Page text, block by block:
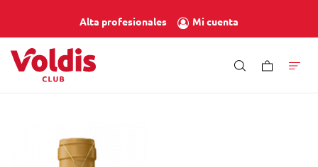
Alta profesionales Mi cuenta